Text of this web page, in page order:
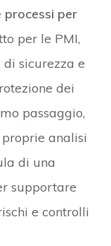
processi per
per le PMI,
sicurezza e
dei
passaggio,
analisi
di una
supportare
e controlli